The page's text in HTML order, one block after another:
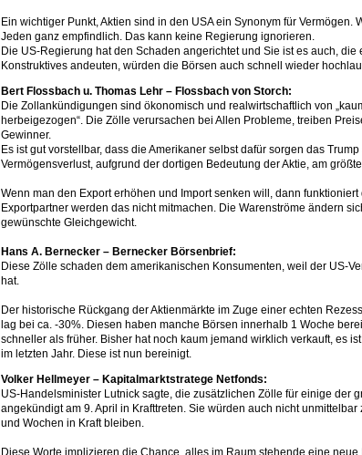
Ein wichtiger Punkt, Aktien sind in den USA ein Synonym für Vermögen.
Jeden ganz empfindlich. Das kann keine Regierung ignorieren.
Die US-Regierung hat den Schaden angerichtet und Sie ist es auch,
Konstruktives andeuten, würden die Börsen auch schnell wieder
Bert Flossbach u. Thomas Lehr – Flossbach von Storch:
Die Zollankündigungen sind ökonomisch und realwirtschaftlich von
herbeigezogen“. Die Zölle verursachen bei Allen Probleme, treiben
Gewinner.
Es ist gut vorstellbar, dass die Amerikaner selbst dafür sorgen das
Vermögensverlust, aufgrund der dortigen Bedeutung der Aktie, am
Wenn man den Export erhöhen und Import senken will, dann
Exportpartner werden das nicht mitmachen. Die Warenströme ändern
gewünschte Gleichgewicht.
Hans A. Bernecker – Bernecker Börsenbrief:
Diese Zölle schaden dem amerikanischen Konsumenten, weil der US-
hat.
Der historische Rückgang der Aktienmärkte im Zuge einer echten
lag bei ca. -30%. Diesen haben manche Börsen innerhalb 1 Woche
schneller als früher. Bisher hat noch kaum jemand wirklich verkauft, es
im letzten Jahr. Diese ist nun bereinigt.
Volker Hellmeyer – Kapitalmarktstratege Netfonds:
US-Handelsminister Lutnick sagte, die zusätzlichen Zölle für einige der
angekündigt am 9. April in Krafttreten. Sie würden auch nicht
und Wochen in Kraft bleiben.
Diese Worte implizieren die Chance, alles im Raum stehende eine